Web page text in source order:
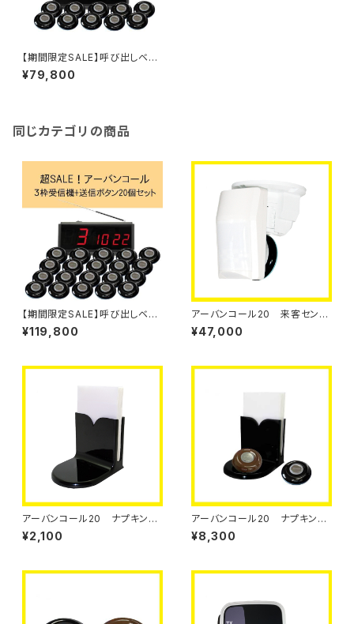
【期間限定SALE】呼び出しベ
ル アーバンコール20 送信ボ
タン10個セット
¥79,800
同じカテゴリの商品
【期間限定SALE】呼び出しベ
ル アーバンコール20 送信ボ
タン20個セット
¥119,800
アーバンコール20 来客センサ
ー【単品】
¥47,000
アーバンコール20 ナプキン＆
メニュー立て【単品】
¥2,100
アーバンコール20 ナプキン＆
メニュー立て付きＬＥＤ送信ボタ
ン【単品】
¥8,300